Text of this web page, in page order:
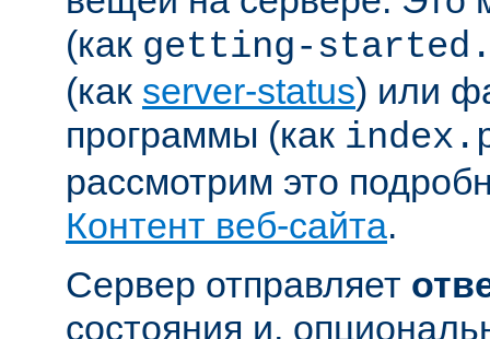
(как getting-
(как server-status) или
программы (как
рассмотрим это
Контент веб-сайта.
Сервер отправляет
состояния и,